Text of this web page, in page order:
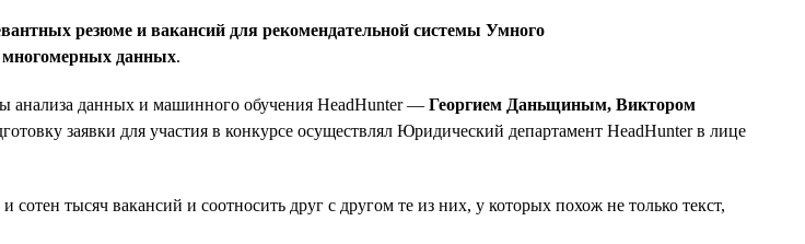
резюме и вакансий для рекомендательной системы Умного
многомерных данных.
анализа данных и машинного обучения HeadHunter — Георгием Даньщиным, Виктором
заявки для участия в конкурсе осуществлял Юридический департамент HeadHunter в лице
тысяч вакансий и соотносить друг с другом те из них, у которых похож не только текст,